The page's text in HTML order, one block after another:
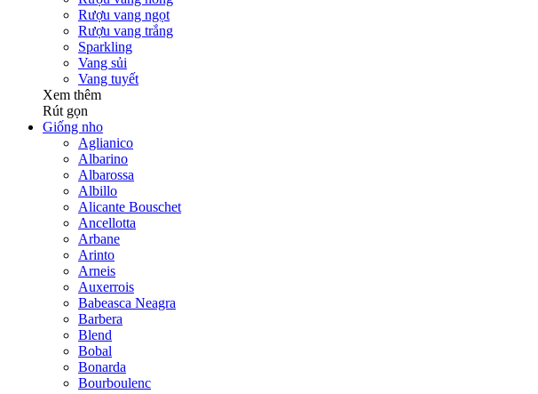
Rượu vang ngọt
Rượu vang trắng
Sparkling
Vang sủi
Vang tuyết
Xem thêm
Rút gọn
Giống nho
Aglianico
Albarino
Albarossa
Albillo
Alicante Bouschet
Ancellotta
Arbane
Arinto
Arneis
Auxerrois
Babeasca Neagra
Barbera
Blend
Bobal
Bonarda
Bourboulenc